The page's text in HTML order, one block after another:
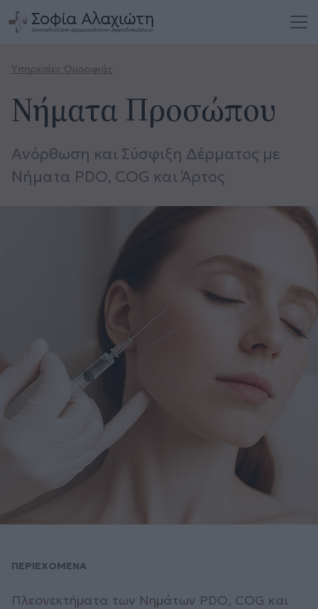
Υπηρεσίες Ομορφιάς
Νήματα Προσώπου
Ανόρθωση και Σύσφιξη Δέρματος με
Νήματα PDO, COG και Άρτος
ΠΕΡΙΕΧΟΜΕΝΑ
Πλεονεκτήματα των Νημάτων PDO, COG και